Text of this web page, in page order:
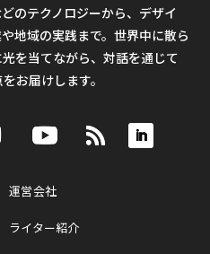
のテクノロジーから、デザイ
地域の実践まで。世界中に散ら
を当てながら、対話を通じて
お届けします。
運営会社
ライター紹介